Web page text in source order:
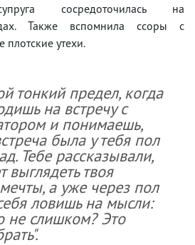
сосредоточилась на
Также вспомнила ссоры с
утехи.
тонкий предел, когда
на встречу с
и понимаешь,
была у тебя пол
Тебе рассказывали,
выглядеть твоя
а уже через пол
ловишь на мысли:
не слишком? Это